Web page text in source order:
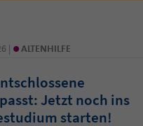
| • ALTENHILFE
Jetzt noch ins
starten!